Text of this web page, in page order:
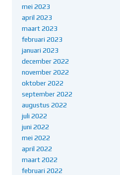
mei 2023
april 2023
maart 2023
februari 2023
januari 2023
december 2022
november 2022
oktober 2022
september 2022
augustus 2022
juli 2022
juni 2022
mei 2022
april 2022
maart 2022
februari 2022